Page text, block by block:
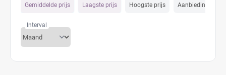
Gemiddelde prijs Laagste prijs Hoogste prijs Aanbiedings prijs
Interval